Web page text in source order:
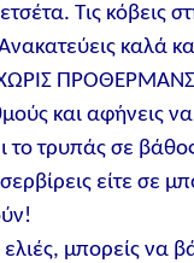
Τις κόβεις
καλά
και αφήνεις
τρυπάς σε
είτε σε
μπορείς να